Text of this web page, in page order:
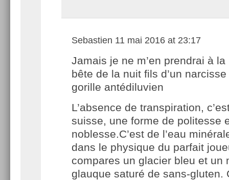
Sebastien 11 mai 2016 at 23:17
Jamais je ne m’en prendrai à la
bête de la nuit fils d’un narcisse
gorille antédiluvien
L’absence de transpiration,
suisse, une forme de politesse
noblesse.C’est de l’eau
dans le physique du parfait
compares un glacier bleu et un
glauque saturé de sans-gluten.